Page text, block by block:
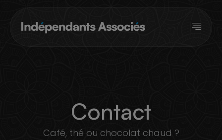
Contact
Café, thé ou chocolat chaud ?
Panneau de gestion des cookies